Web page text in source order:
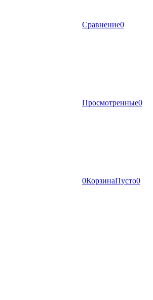
Сравнение0
Просмотренные0
0КорзинаПусто0